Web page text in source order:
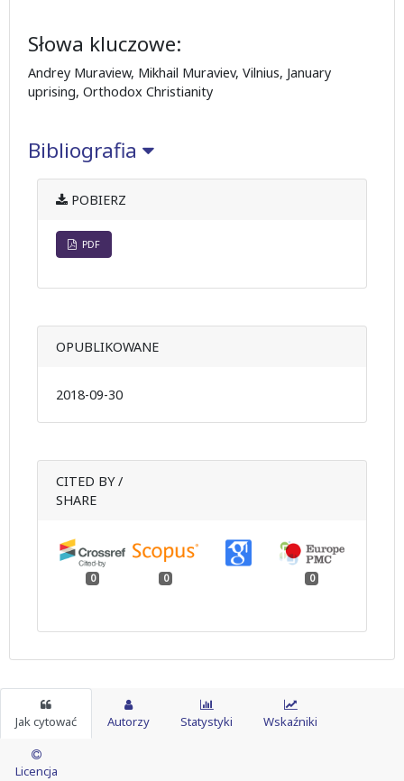
Słowa kluczowe:
Andrey Muraview, Mikhail Muraviev, Vilnius, January
uprising, Orthodox Christianity
Bibliografia
POBIERZ
PDF
OPUBLIKOWANE
2018-09-30
CITED BY /
SHARE
0 0 0
Jak cytować Autorzy Statystyki Wskaźniki
Licencja